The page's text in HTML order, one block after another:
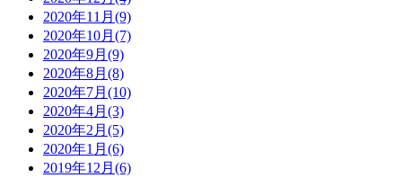
2020年11月(9)
2020年10月(7)
2020年9月(9)
2020年8月(8)
2020年7月(10)
2020年4月(3)
2020年2月(5)
2020年1月(6)
2019年12月(6)